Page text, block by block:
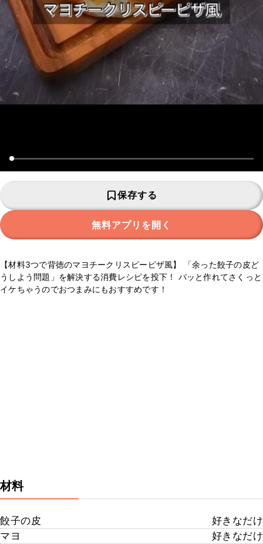
保存する
無料アプリを開く
【材料3つで背徳のマヨチークリスピーピザ風】 「余った餃子の皮ど
うしよう問題」を解決する消費レシピを投下！ パッと作れてさくっと
イケちゃうのでおつまみにもおすすめです！
材料
餃子の皮
好きなだけ
マヨ
好きなだけ